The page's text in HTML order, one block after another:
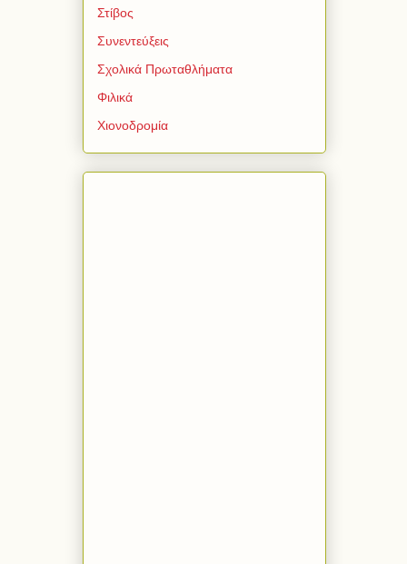
Στίβος
Συνεντεύξεις
Σχολικά Πρωταθλήματα
Φιλικά
Χιονοδρομία